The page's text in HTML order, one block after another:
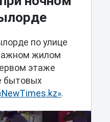
по улице
жилом
этаже
бытовых
.